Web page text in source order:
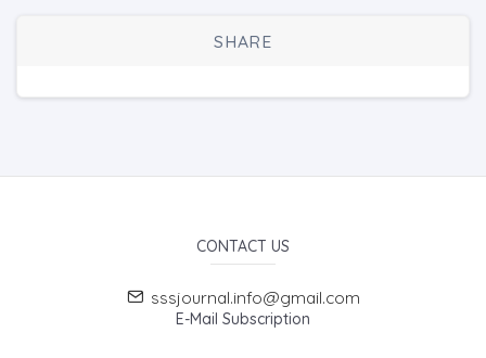
SHARE
CONTACT US
sssjournal.info@gmail.com
E-Mail Subscription